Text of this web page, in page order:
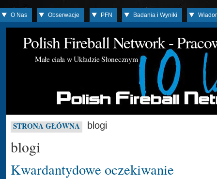
O Nas Obserwacje PFN Badania i Wyniki
Polish Fireball Network -
Małe ciała w Układzie Słonecznym
STRONA GŁÓWNA blogi
blogi
Kwardantydowe oczekiwanie